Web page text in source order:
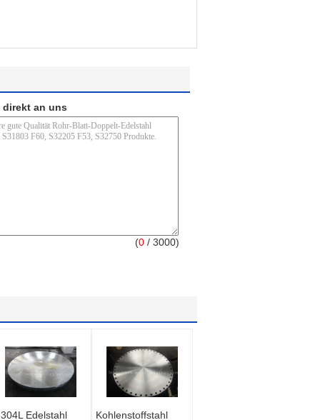
direkt an uns
(0 / 3000)
Edelstahl Kohlenstoffstahl